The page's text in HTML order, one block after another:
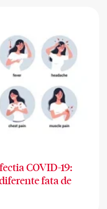
COVID-19:
fata de